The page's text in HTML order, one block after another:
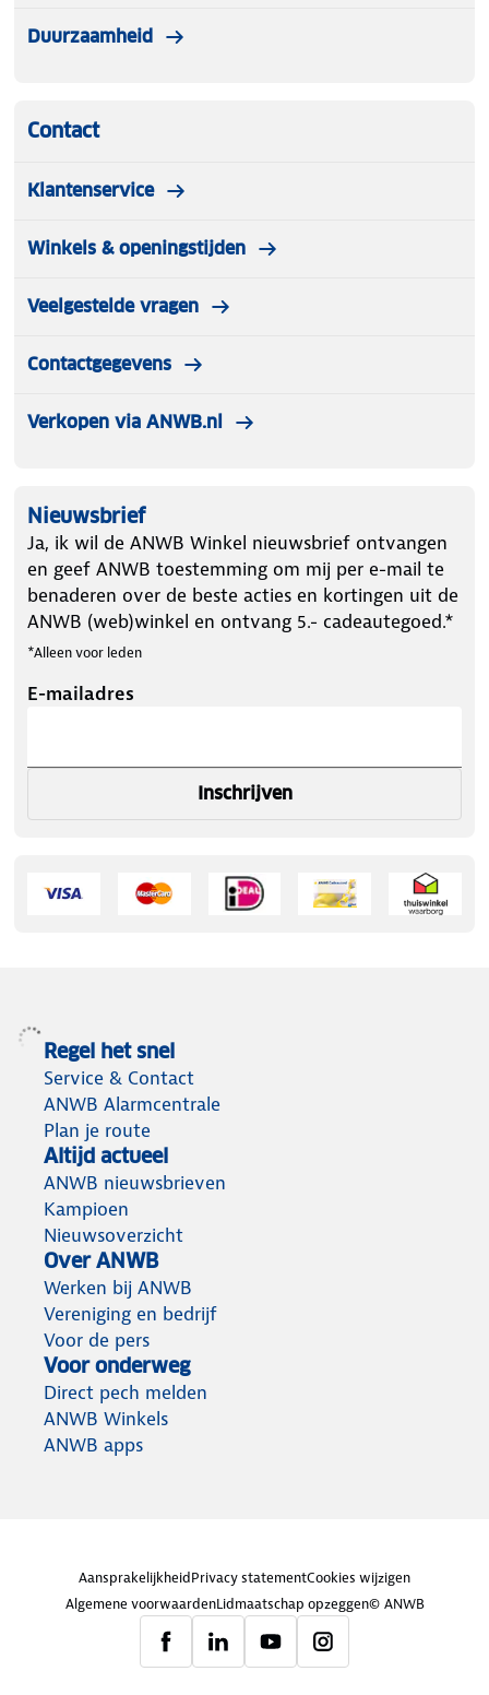
Duurzaamheid
Contact
Klantenservice
Winkels & openingstijden
Veelgestelde vragen
Contactgegevens
Verkopen via ANWB.nl
Nieuwsbrief
Ja, ik wil de ANWB Winkel nieuwsbrief ontvangen
en geef ANWB toestemming om mij per e-mail te
benaderen over de beste acties en kortingen uit de
ANWB (web)winkel en ontvang 5.- cadeautegoed.*
*Alleen voor leden
E-mailadres
Inschrijven
Regel het snel
Service & Contact
ANWB Alarmcentrale
Plan je route
Altijd actueel
ANWB nieuwsbrieven
Kampioen
Nieuwsoverzicht
Over ANWB
Werken bij ANWB
Vereniging en bedrijf
Voor de pers
Voor onderweg
Direct pech melden
ANWB Winkels
ANWB apps
AansprakelijkheidPrivacy statementCookies wijzigen
Algemene voorwaardenLidmaatschap opzeggen© ANWB